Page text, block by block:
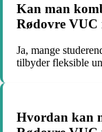
Kan man
Rødovre VUC
Ja, mange
tilbyder fleksible
Hvordan kan